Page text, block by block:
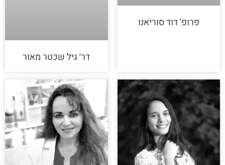
פרופ' דוד סוריאנו
דר׳ גיל שכטר מאור